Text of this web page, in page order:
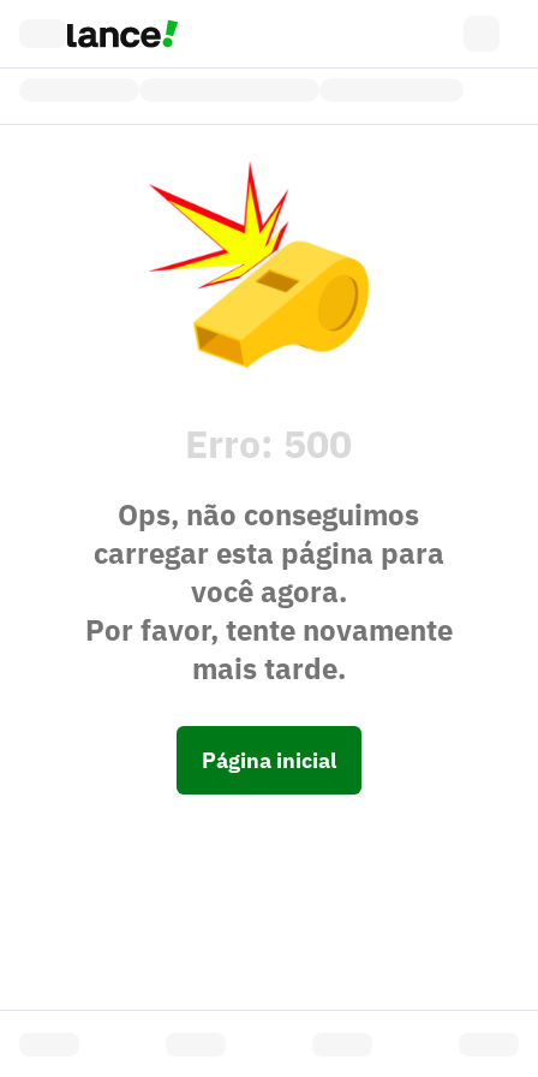
Erro: 500
Ops, não conseguimos
carregar esta página para
você agora.
Por favor, tente novamente
mais tarde.
Página inicial